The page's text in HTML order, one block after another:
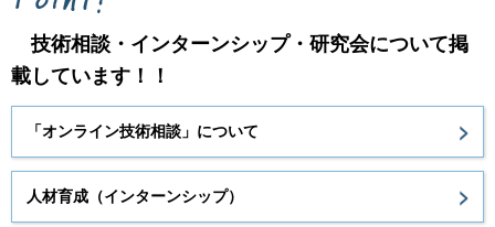
技術相談・インターンシップ・研究会について掲
載しています！！
「オンライン技術相談」について
人材育成（インターンシップ）